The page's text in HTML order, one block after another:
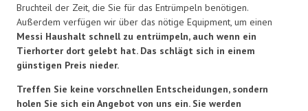
Bruchteil der Zeit, die Sie für das Entrümpeln benötigen.
Außerdem verfügen wir über das nötige Equipment, um einen
Messi Haushalt schnell zu entrümpeln, auch wenn ein
Tierhorter dort gelebt hat. Das schlägt sich in einem
günstigen Preis nieder.
Treffen Sie keine vorschnellen Entscheidungen, sondern
holen Sie sich ein Angebot von uns ein. Sie werden